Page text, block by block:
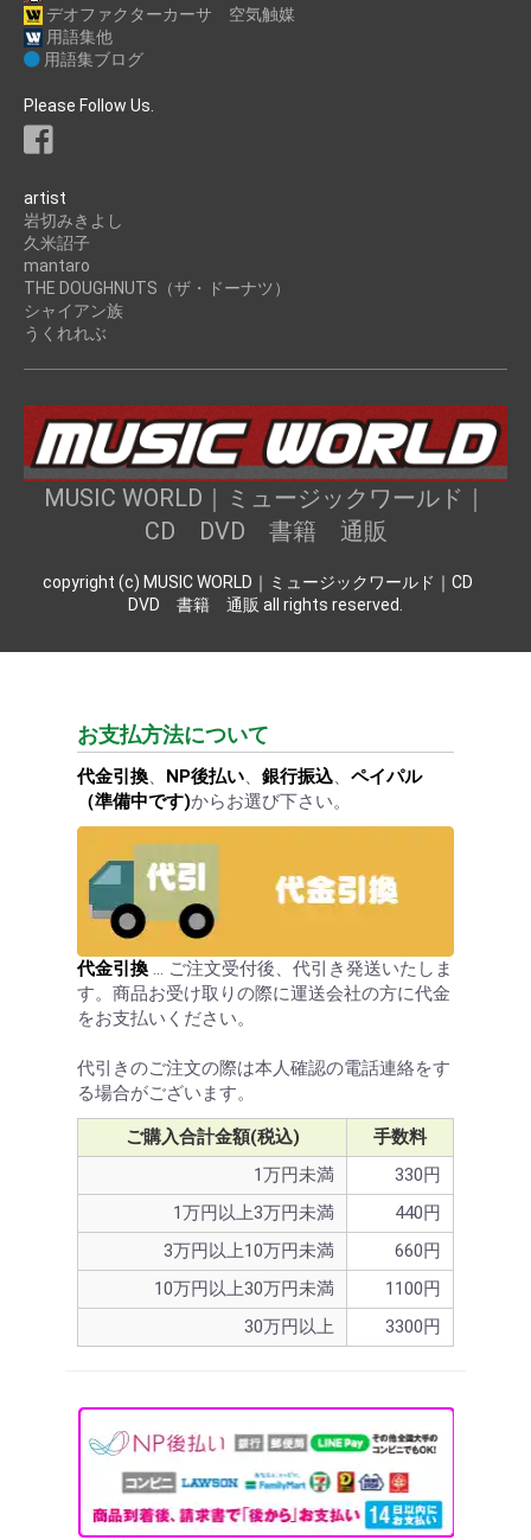
デオファクターカーサ 空気触媒
用語集他
用語集ブログ
Please Follow Us.
artist
岩切みきよし
久米詔子
mantaro
THE DOUGHNUTS（ザ・ドーナツ）
シャイアン族
うくれれぶ
MUSIC WORLD｜ミュージックワールド｜
CD DVD 書籍 通販
copyright (c) MUSIC WORLD｜ミュージックワールド｜CD
DVD 書籍 通販 all rights reserved.
お支払方法について
代金引換、 NP後払い、 銀行振込、 ペイパル
（準備中です)からお選び下さい。
代金引換 … ご注文受付後、代引き発送いたしま
す。商品お受け取りの際に運送会社の方に代金
をお支払いください。
代引きのご注文の際は本人確認の電話連絡をす
る場合がございます。
ご購入合計金額(税込)
手数料
1万円未満
330円
1万円以上3万円未満
440円
3万円以上10万円未満
660円
10万円以上30万円未満
1100円
30万円以上
3300円